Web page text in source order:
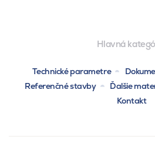
Hlavná
Technické parametre
Referenčné stavby
Ďalšie
Kontakt